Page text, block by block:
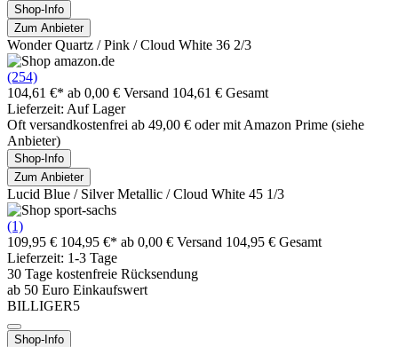
Shop-Info
Zum Anbieter
Wonder Quartz / Pink / Cloud White 36 2/3
(254)
104,61 €* ab 0,00 € Versand 104,61 € Gesamt
Lieferzeit: Auf Lager
Oft versandkostenfrei ab 49,00 € oder mit Amazon Prime (siehe
Anbieter)
Shop-Info
Zum Anbieter
Lucid Blue / Silver Metallic / Cloud White 45 1/3
(1)
109,95 € 104,95 €* ab 0,00 € Versand 104,95 € Gesamt
Lieferzeit: 1-3 Tage
30 Tage kostenfreie Rücksendung
ab 50 Euro Einkaufswert
BILLIGER5
Shop-Info